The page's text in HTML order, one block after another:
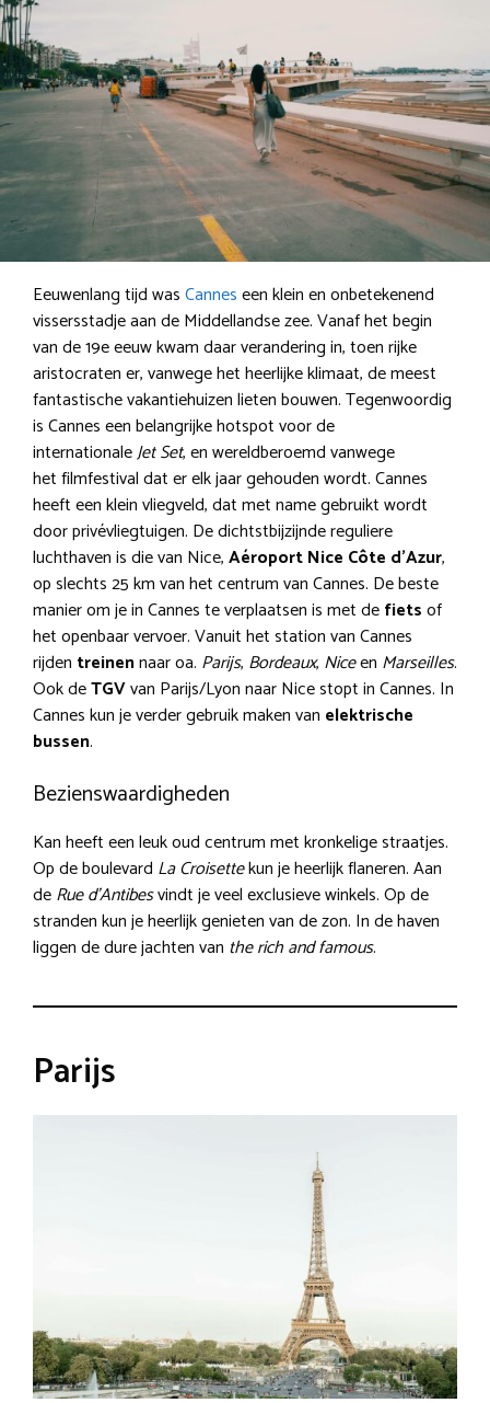
Eeuwenlang tijd wasCanneseen klein en onbetekenend
vissersstadje aan de Middellandse zee. Vanaf het begin
van de 19e eeuw kwam daar verandering in, toen rijke
aristocraten er, vanwege het heerlijke klimaat, de meest
fantastische vakantiehuizen lieten bouwen. Tegenwoordig
is Cannes een belangrijke hotspot voor de
internationaleJet Set, en wereldberoemd vanwege
het filmfestival dat er elk jaar gehouden wordt. Cannes
heeft een klein vliegveld, dat met name gebruikt wordt
door privévliegtuigen. De dichtstbijzijnde reguliere
luchthaven is die van Nice,Aéroport Nice Côte d’Azur,
op slechts 25 km van het centrum van Cannes. De beste
manier om je in Cannes te verplaatsen is met defietsof
het openbaar vervoer. Vanuit het station van Cannes
rijden treinennaar oa. Parijs, Bordeaux, Niceen Marseilles.
Ook deTGVvan Parijs/Lyon naar Nice stopt in Cannes. In
Cannes kun je verder gebruik maken van elektrische
bussen.
Bezienswaardigheden
Kan heeft een leuk oud centrum met kronkelige straatjes.
Op de boulevard La Croisettekun je heerlijk flaneren. Aan
deRue d’Antibesvindt je veel exclusieve winkels. Op de
stranden kun je heerlijk genieten van de zon. In de haven
liggen de dure jachten van the rich and famous.
Parijs